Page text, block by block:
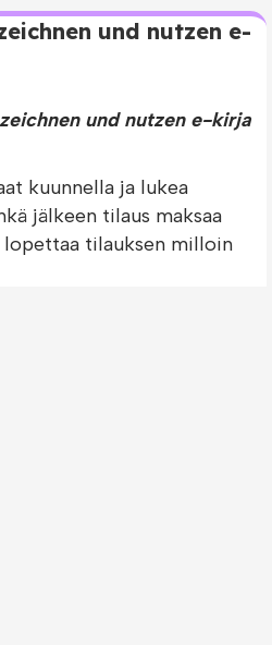
und nutzen e-
und nutzen e-kirja
kuunnella ja lukea
jälkeen tilaus maksaa
tilauksen milloin